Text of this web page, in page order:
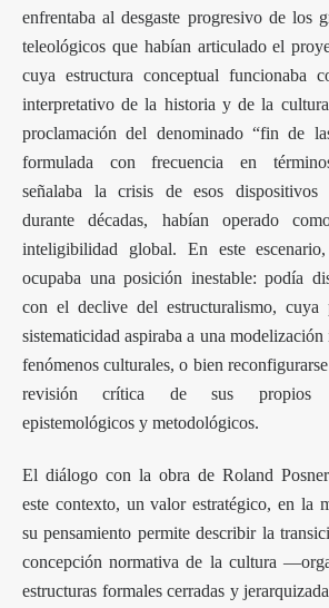
enfrentaba al desgaste progresivo de los
teleológicos que habían articulado el
cuya estructura conceptual funcionaba
interpretativo de la historia y de la
proclamación del denominado “fin de
formulada con frecuencia en
señalaba la crisis de esos dispositivos
durante décadas, habían operado
inteligibilidad global. En este
ocupaba una posición inestable: podía
con el declive del estructuralismo, cuya
sistematicidad aspiraba a una
fenómenos culturales, o bien
revisión crítica de sus propios
epistemológicos y metodológicos.
El diálogo con la obra de Roland
este contexto, un valor estratégico, en la
su pensamiento permite describir la
concepción normativa de la cultura
estructuras formales cerradas y